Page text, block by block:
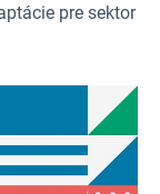
pre sektor